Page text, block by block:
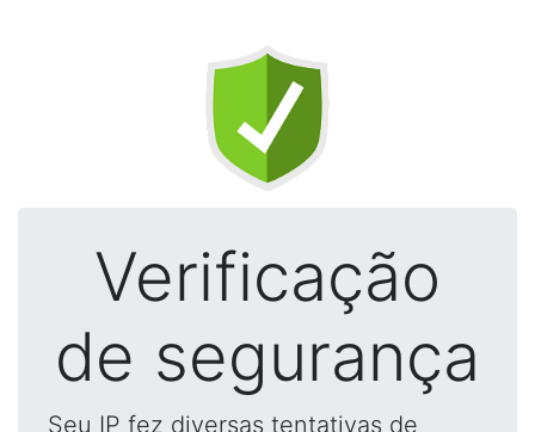
Verificação
de segurança
Seu IP fez diversas tentativas de